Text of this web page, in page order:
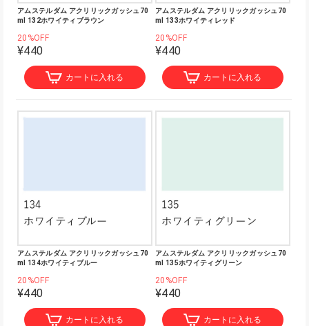
アムステルダム アクリリックガッシュ70
ml 132ホワイティブラウン
20%OFF
¥440
カートに入れる
アムステルダム アクリリックガッシュ70
ml 133ホワイティレッド
20%OFF
¥440
カートに入れる
アムステルダム アクリリックガッシュ70
ml 134ホワイティブルー
20%OFF
¥440
カートに入れる
アムステルダム アクリリックガッシュ70
ml 135ホワイティグリーン
20%OFF
¥440
カートに入れる